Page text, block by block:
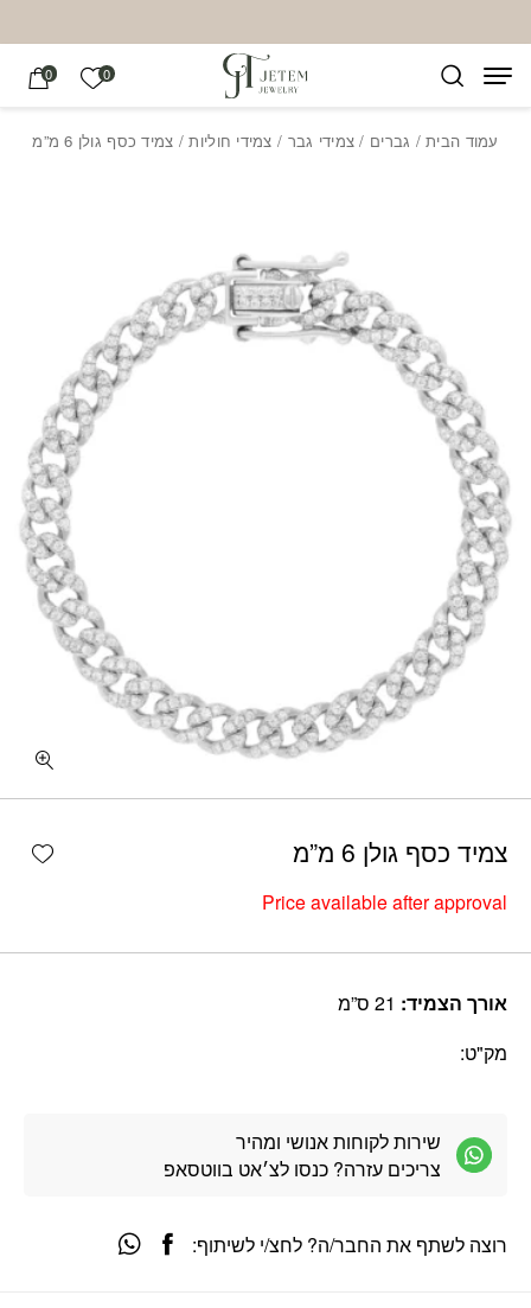
0 הרשימה
0
עמוד הבית/ גברים / צמידי גבר / צמידי חוליות/ צמיד כסף גולן 6 מ”מ
צמיד כסף גולן 6 מ”מ
Price available after approval
אורך הצמיד:
מק"ט:
שירות לקוחות אנושי ומהיר
צריכים עזרה? כנסו לצ׳אט בווטסאפ
רוצה לשתף את החבר/ה? לחצ/י לשיתוף: